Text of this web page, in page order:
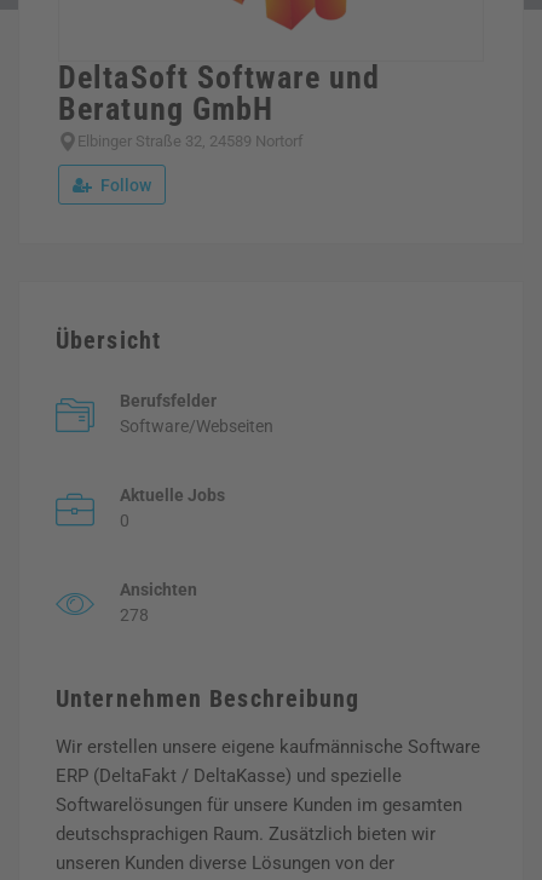
DeltaSoft Software und
Beratung GmbH
Elbinger Straße 32, 24589 Nortorf
Follow
Übersicht
Berufsfelder
Software/Webseiten
Aktuelle Jobs
0
Ansichten
278
Unternehmen Beschreibung
Wir erstellen unsere eigene kaufmännische Software
ERP (DeltaFakt / DeltaKasse) und spezielle
Softwarelösungen für unsere Kunden im gesamten
deutschsprachigen Raum. Zusätzlich bieten wir
unseren Kunden diverse Lösungen von der